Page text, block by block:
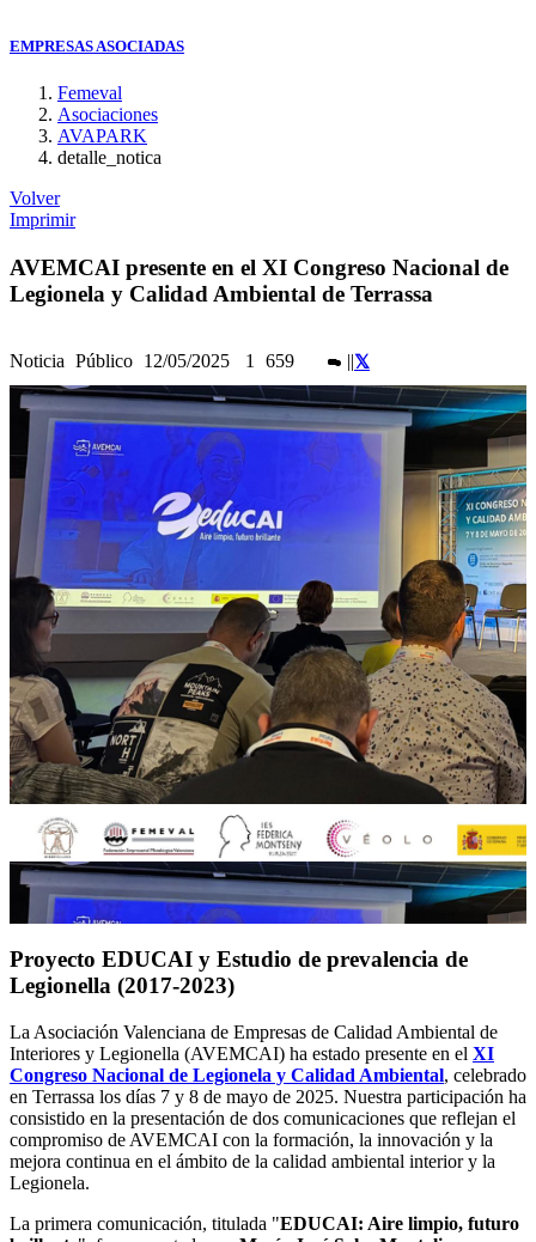
EMPRESAS ASOCIADAS
Femeval
Asociaciones
AVAPARK
detalle_notica
Volver
Imprimir
AVEMCAI presente en el XI Congreso Nacional de
Legionela y Calidad Ambiental de Terrassa
Noticia Público 12/05/2025 1 659
Proyecto EDUCAI y Estudio de prevalencia de
Legionella (2017-2023)
La Asociación Valenciana de Empresas de Calidad Ambiental de
Interiores y Legionella (AVEMCAI) ha estado presente en el XI
Congreso Nacional de Legionela y Calidad Ambiental, celebrado
en Terrassa los días 7 y 8 de mayo de 2025. Nuestra participación ha
consistido en la presentación de dos comunicaciones que reflejan el
compromiso de AVEMCAI con la formación, la innovación y la
mejora continua en el ámbito de la calidad ambiental interior y la
Legionela.
La primera comunicación, titulada "EDUCAI: Aire limpio, futuro